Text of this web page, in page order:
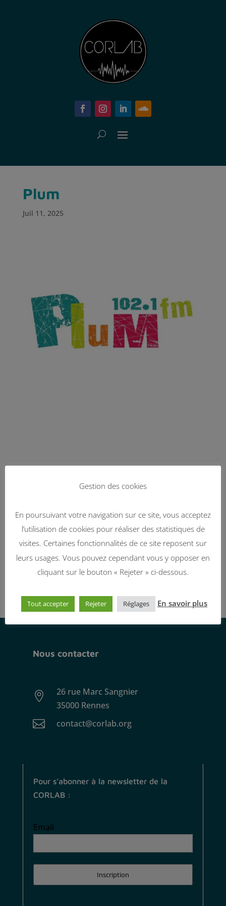
Plum
Juil 11, 2025
Nous contacter

26 rue Marc Sangnier
35000 Rennes
 contact@corlab.org
Pour s’abonner à la newsletter de la
CORLAB :
Email
Inscription
Gestion des cookies
En poursuivant votre navigation sur ce site, vous acceptez
l’utilisation de cookies pour réaliser des statistiques de
visites. Certaines fonctionnalités de ce site reposent sur
leurs usages. Vous pouvez cependant vous y opposer en
cliquant sur le bouton « Rejeter » ci-dessous.
Tout accepter Rejeter Réglages En savoir plus